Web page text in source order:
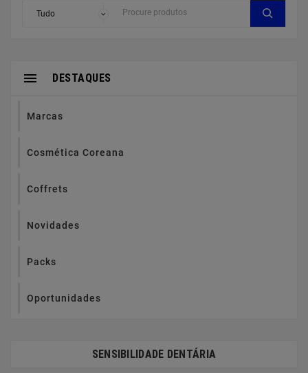
DESTAQUES

Marcas
Cosmética Coreana
Coffrets
Novidades
Packs
Oportunidades
SENSIBILIDADE DENTÁRIA